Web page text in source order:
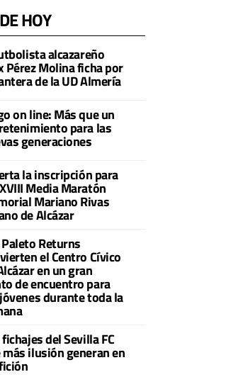
HOY
alcazareño
Pérez Molina ficha por
de la UD Almería
on line: Más que un
para las
generaciones
la inscripción para
Media Maratón
Mariano Rivas
de Alcázar
Returns
el Centro Cívico
en un gran
de encuentro para
durante toda la
del Sevilla FC
ilusión generan en